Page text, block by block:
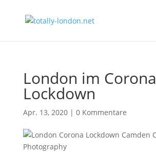
London im Corona
Lockdown
Apr. 13, 2020| 0 Kommentare